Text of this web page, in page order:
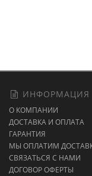
ИНФОРМАЦИЯ
О КОМПАНИИ
ДОСТАВКА И ОПЛАТА
ГАРАНТИЯ
МЫ ОПЛАТИМ
СВЯЗАТЬСЯ С НАМИ
ДОГОВОР ОФЕРТЫ